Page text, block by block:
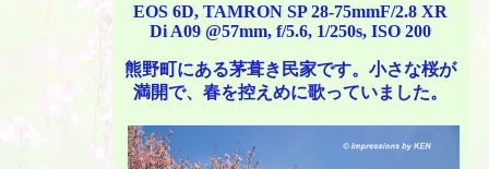
EOS 6D, TAMRON SP 28-75mmF/2.8 XR
Di A09 @57mm, f/5.6, 1/250s, ISO 200
熊野町にある茅葺き民家です。小さな桜が
満開で、春を控えめに歌っていました。